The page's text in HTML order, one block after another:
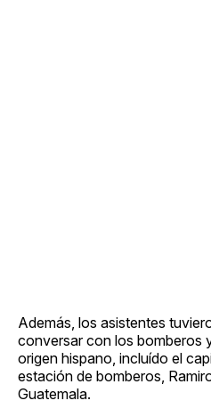
Además, los asistentes
conversar con los bomberos
origen hispano, incluído el
estación de bomberos,
Guatemala.